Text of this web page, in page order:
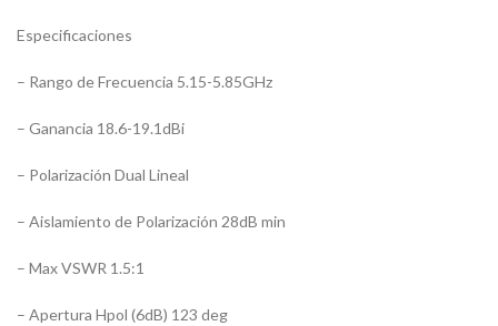
Especificaciones
– Rango de Frecuencia 5.15-5.85GHz
– Ganancia 18.6-19.1dBi
– Polarización Dual Lineal
– Aislamiento de Polarización 28dB min
– Max VSWR 1.5:1
– Apertura Hpol (6dB) 123 deg